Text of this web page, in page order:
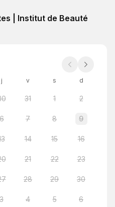
| Institut de Beauté
j v s d
31 1 2
7 8 9
14 15 16
21 22 23
28 29 30
3 4 5 6